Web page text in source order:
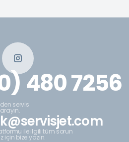
480 7256
servis
ile ilgili tüm sorun
için bize yazın.